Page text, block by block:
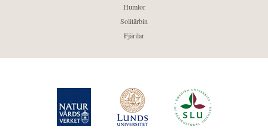
Humlor
Solitärbin
Fjärilar